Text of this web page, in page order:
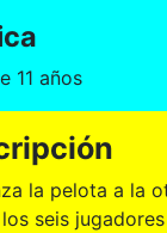
11 años
la pelota a la
seis